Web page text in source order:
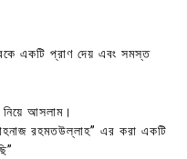
একটি প্রাণ দেয় এবং সমস্ত
আসলাম।
রহমতউল্লাহ” এর করা একটি